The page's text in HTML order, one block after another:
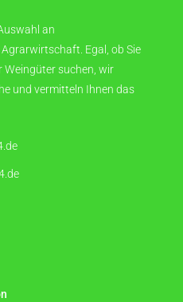
an
Egal, ob Sie
Weingüter suchen, wir
und vermitteln Ihnen das